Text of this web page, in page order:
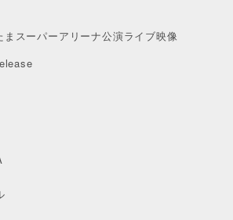
スーパーアリーナ公演ライブ映像